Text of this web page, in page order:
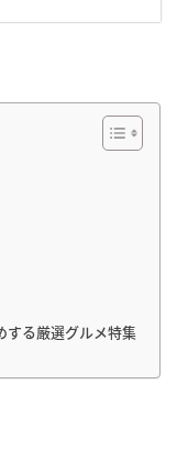
する厳選グルメ特集